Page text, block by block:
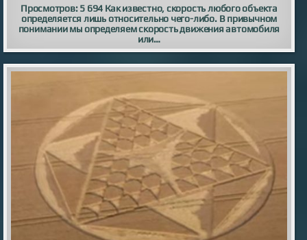
Просмотров: 5 694 Как известно, скорость любого объекта
определяется лишь относительно чего-либо. В привычном
понимании мы определяем скорость движения автомобиля
или…